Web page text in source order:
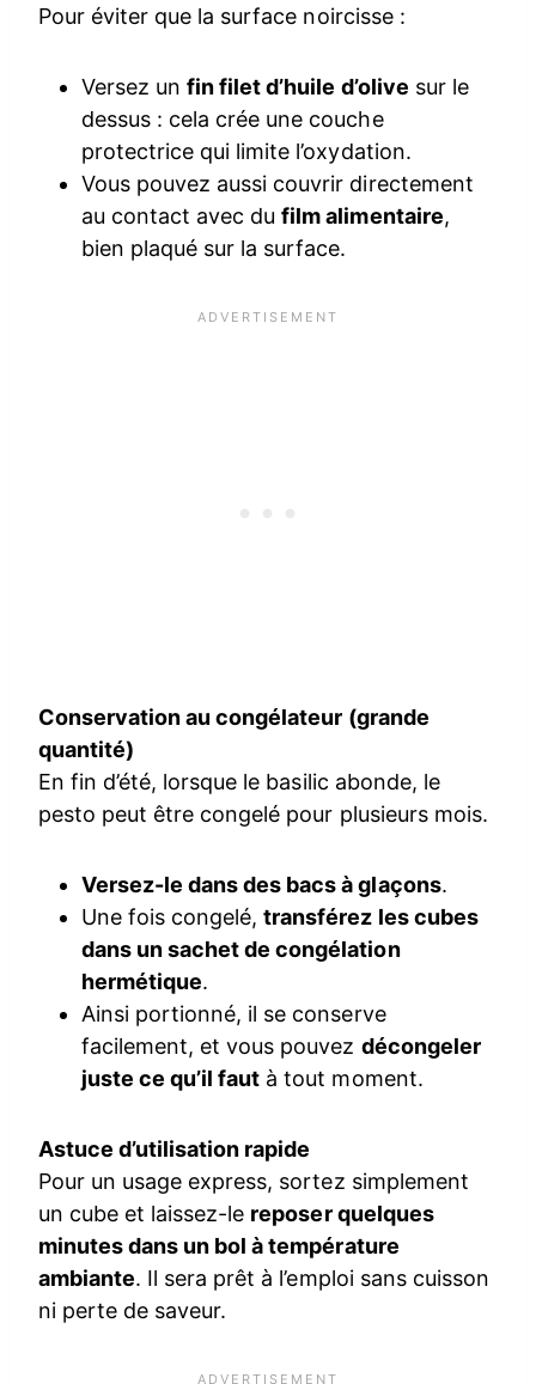
Pour éviter que la surface noircisse :
Versez unfin filet d’huile d’olive sur le
dessus : cela crée une couche
protectrice qui limite l’oxydation.
Vous pouvez aussi couvrir directement
au contact avec dufilm alimentaire,
bien plaqué sur la surface.
Conservation au congélateur (grande
quantité)
En fin d’été, lorsque le basilic abonde, le
pesto peut être congelé pour plusieurs mois.
Versez-le dans des bacs à glaçons.
Une fois congelé,transférez les cubes
dans un sachet de congélation
hermétique.
Ainsi portionné, il se conserve
facilement, et vous pouvez décongeler
juste ce qu’il faut à tout moment.
Astuce d’utilisation rapide
Pour un usage express, sortez simplement
un cube et laissez-le reposer quelques
minutes dans un bol à température
ambiante. Il sera prêt à l’emploi sans cuisson
ni perte de saveur.